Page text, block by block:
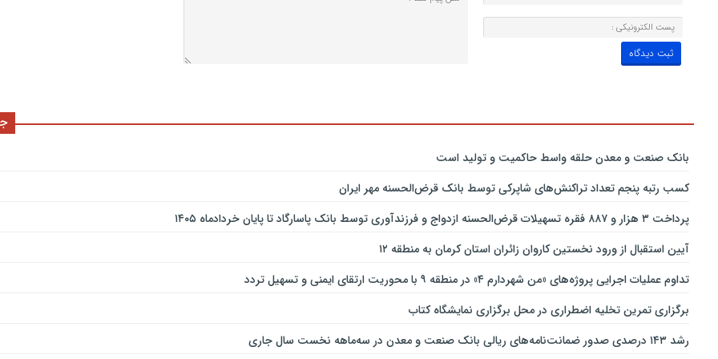
بانك صنعت و معدن حلقه واسط حاكمیت و تولید است
کسب رتبه پنجم تعداد تراکنش‌های شاپرکی توسط بانک قرض‌الحسنه مهر ایران
پرداخت ۳ هزار و ۸۸۷ فقره تسهیلات قرض‌الحسنه ازدواج و فرزندآوری توسط بانک پاسارگاد تا پایان خردادماه ۱۴۰۵
آیین استقبال از ورود نخستین کاروان زائران استان کرمان به منطقه ۱۲
تداوم عملیات اجرایی پروژه‌های «من شهردارم ۴» در منطقه ۹ با محوریت ارتقای ایمنی و تسهیل تردد
برگزاری تمرین تخلیه اضطراری در محل برگزاری نمایشگاه کتاب
رشد ۱۴۳ درصدی صدور ضمانت‌نامه‌های ریالی بانک صنعت و معدن در سه‌ماهه نخست سال جاری